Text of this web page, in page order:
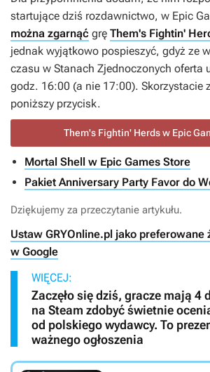
startujące dziś rozdawnictwo, w Epic
można zgarnąć grę Them's Fightin'
jednak wyjątkowo pospieszyć, gdyż ze
czasu w Stanach Zjednoczonych oferta
godz. 16:00 (a nie 17:00). Skorzystacie
poniższy przycisk.
Them's Fightin' Herds w Epic
Mortal Shell w Epic Games Store
Pakiet Anniversary Party Favor do
Dziękujemy za przeczytanie artykułu.
Ustaw GRYOnline.pl jako preferowane
w Google
WIĘCEJ:
Zaczęło się dziś, gracze mają 4
na Steam zdobyć świetnie
od polskiego wydawcy. To
ważnego ogłoszenia